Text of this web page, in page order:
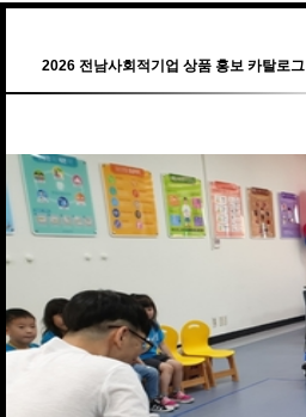
2026 전남사회적기업 상품 홍보 카탈로그